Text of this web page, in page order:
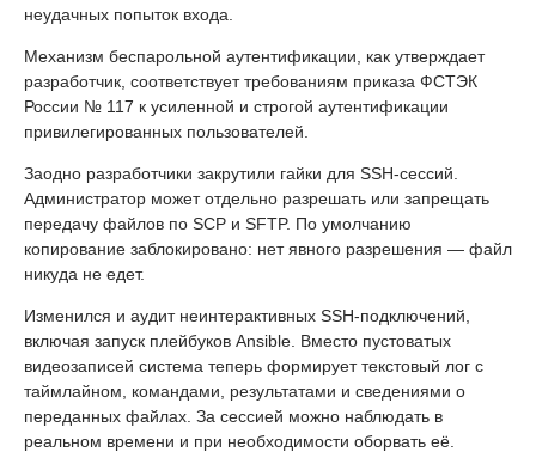
неудачных попыток входа.
Механизм беспарольной аутентификации, как утверждает
разработчик, соответствует требованиям приказа ФСТЭК
России № 117 к усиленной и строгой аутентификации
привилегированных пользователей.
Заодно разработчики закрутили гайки для SSH-сессий.
Администратор может отдельно разрешать или запрещать
передачу файлов по SCP и SFTP. По умолчанию
копирование заблокировано: нет явного разрешения — файл
никуда не едет.
Изменился и аудит неинтерактивных SSH-подключений,
включая запуск плейбуков Ansible. Вместо пустоватых
видеозаписей система теперь формирует текстовый лог с
таймлайном, командами, результатами и сведениями о
переданных файлах. За сессией можно наблюдать в
реальном времени и при необходимости оборвать её.